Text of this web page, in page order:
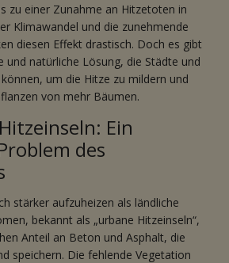
zu einer Zunahme an Hitzetoten in
Klimawandel und die zunehmende
diesen Effekt drastisch. Doch es gibt
und natürliche Lösung, die Städte und
um die Hitze zu mildern und
von mehr Bäumen.
Ein
des
stärker aufzuheizen als ländliche
bekannt als „urbane Hitzeinseln“,
Anteil an Beton und Asphalt, die
speichern. Die fehlende Vegetation